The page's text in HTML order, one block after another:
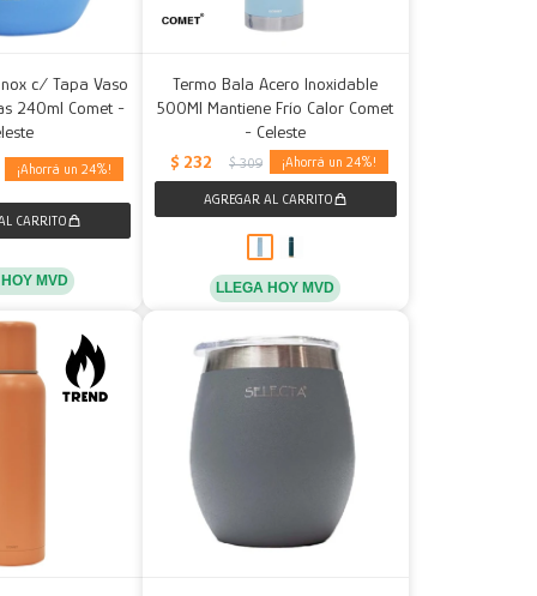
c/ Tapa Vaso
240ml Comet -
24
MVD
Termo Bala Acero Inoxidable
500Ml Mantiene Frío Calor Comet
- Celeste
$ 232 $ 309 24
LLEGA HOY MVD